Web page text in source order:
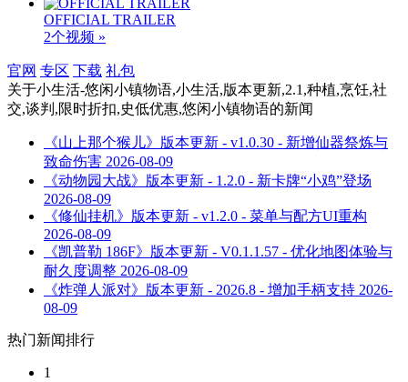
OFFICIAL TRAILER
2个视频 »
官网 专区 下载 礼包
关于小生活-悠闲小镇物语,小生活,版本更新,2.1,种植,烹饪,社
交,谈判,限时折扣,史低优惠,悠闲小镇物语的新闻
《山上那个猴儿》版本更新 - v1.0.30 - 新增仙器祭炼与
致命伤害 2026-08-09
《动物园大战》版本更新 - 1.2.0 - 新卡牌“小鸡”登场
2026-08-09
《修仙挂机》版本更新 - v1.2.0 - 菜单与配方UI重构
2026-08-09
《凯普勒 186F》版本更新 - V0.1.1.57 - 优化地图体验与
耐久度调整 2026-08-09
《炸弹人派对》版本更新 - 2026.8 - 增加手柄支持 2026-
08-09
热门新闻排行
1